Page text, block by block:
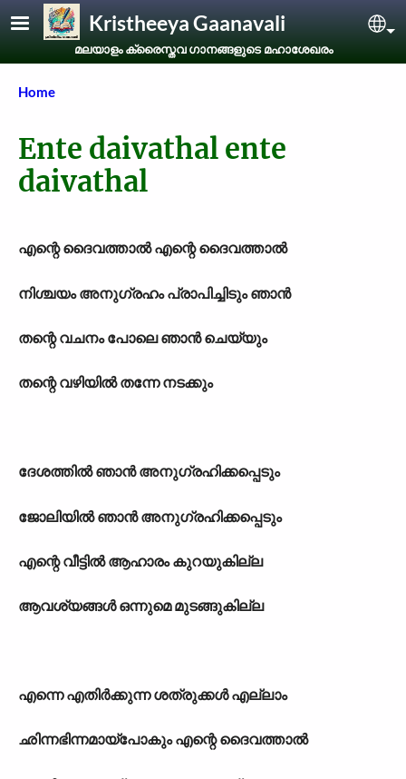
Skip to main contentKristheeya Gaanavali
മലയാളം ക്രൈസ്തവ ഗാനങ്ങളുടെ മഹാശേഖരം
Breadcrumb
Home
Ente daivathal ente
daivathal
എന്റെ ദൈവത്താല്‍ എന്റെ ദൈവത്താല്‍
നിശ്ചയം അനുഗ്രഹം പ്രാപിച്ചിടും ഞാന്‍
തന്റെ വചനം പോലെ ഞാന്‍ ചെയ്യും
തന്റെ വഴിയില്‍ തന്നേ നടക്കും
ദേശത്തില്‍ ഞാന്‍ അനുഗ്രഹിക്കപ്പെടും
ജോലിയില്‍ ഞാന്‍ അനുഗ്രഹിക്കപ്പെടും
എന്റെ വീട്ടില്‍ ആഹാരം കുറയുകില്ല
ആവശ‍്യങ്ങള്‍ ഒന്നുമെ മുടങ്ങുകില്ല
എന്നെ എതിര്‍ക്കുന്ന ശത്രുക്കള്‍ എല്ലാം
ഛിന്നഭിന്നമായ്പോകും എന്റെ ദൈവത്താല്‍